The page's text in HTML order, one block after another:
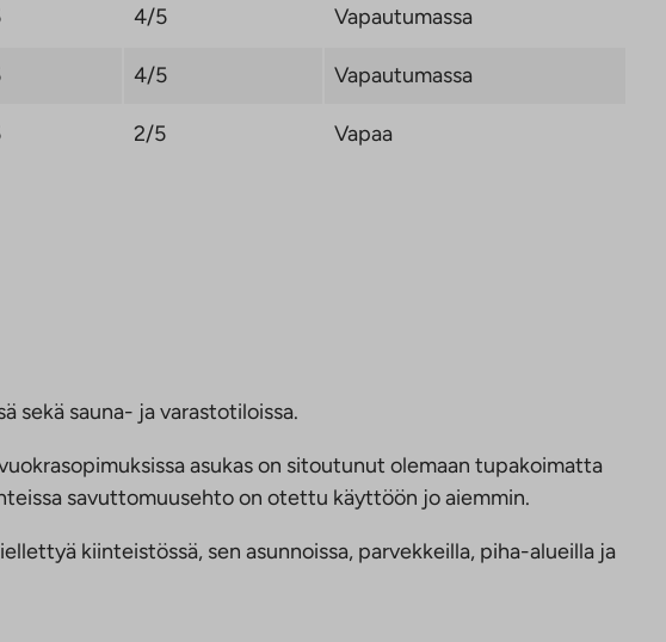
4/5 Vapautumassa
4/5 Vapautumassa
2/5 Vapaa
sekä sauna- ja varastotiloissa.
asukas on sitoutunut olemaan tupakoimatta
savuttomuusehto on otettu käyttöön jo aiemmin.
kiinteistössä, sen asunnoissa, parvekkeilla, piha-alueilla ja